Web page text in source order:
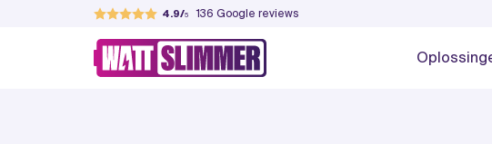
4.9 136 Google reviews
WattSlimmer
Jouw partner in verduurzamen